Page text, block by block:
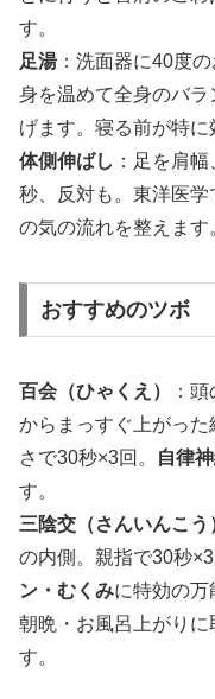
す。
足湯：洗面器に40度
身を温めて全身のバ
げます。寝る前が特に
体側伸ばし ：足を肩
秒、反対も。東洋医学
の気の流れを整えます
おすすめのツボ
百会（ひゃくえ）
：
からまっすぐ上がっ
さで30秒×3回。
自律
す。
三陰交（さんいんこう
の内側。親指で30秒×3
ン・むくみに特効の万
朝晩・お風呂上がりに
す。